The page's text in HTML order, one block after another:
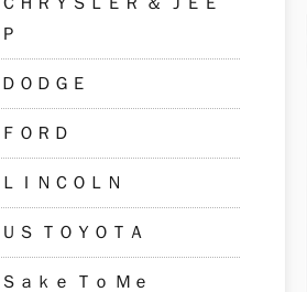
Ｐ
ＤＯＤＧＥ
ＦＯＲＤ
ＬＩＮＣＯＬＮ
ＵＳ ＴＯＹＯＴＡ
Ｓａｋｅ Ｔｏ Ｍｅ